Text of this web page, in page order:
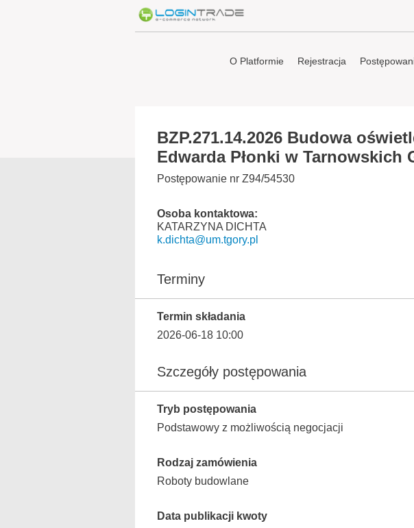
O Platformie Rejestracja
BZP.271.14.2026 Budowa
Edwarda Płonki w Tarnowskich
Postępowanie nr Z94/54530
Osoba kontaktowa:
KATARZYNA DICHTA
k.dichta@um.tgory.pl
Terminy
Termin składania
2026-06-18 10:00
Szczegóły postępowania
Tryb postępowania
Podstawowy z możliwością negocjacji
Rodzaj zamówienia
Roboty budowlane
Data publikacji kwoty